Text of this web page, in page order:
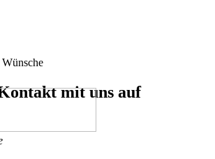
mit uns auf